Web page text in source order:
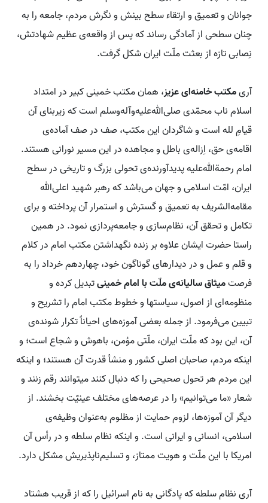
جوانان و تعمیق و ارتقاء سطح بینش و نگرش مردم، جامعه را به
چنان سطحی از آمادگی رساند که پس از واقعه‌ی عظیم شهادتش،
نِصابی تازه از بعثت ملّت ایران شکل گرفت.
آریمکتب خامنه‌ای عزیز، همان مکتب خمینی کبیر در امتداد
اسلام ناب محمّدی صلی‌الله‌علیه‌وآله‌وسلم است که زیربنای آن
قیامِ لله است و شاگردان این مکتب، صف در صف آماده‌ی
اقامه‌ی حق، اِزاله‌ی باطل و مجاهده در این مسیر نورانی هستند.
امام رحمة‌الله‌علیه پدیدآورنده‌ی تحولی بزرگ و تاریخی در سطح
ایران، امّت اسلامی و جهان می‌باشد که رهبر شهید اعلی‌الله
مقامه‌الشریف به تعمیق و گسترش و استمرار آن پرداخته و برای
تکامل و تحقق آن، نظام‌سازی و جامعه‌پردازی نمود. در همین
راستا حضرت ایشان علاوه بر زنده نگهداشتن مکتب امام در کلام
و قلم و عمل و در دیدارهای گوناگون خود، چهاردهم خرداد را به
فرصتمیثاق سالیانه‌ی ملّت با امام خمینیتبدیل کرده و
منظومه‌ای از اصول، سیاستها و خطوط مکتب امام را تشریح و
تبیین می‌فرمود. از جمله بعضی آموزه‌های احیاناً تکرار شونده‌ی
آن، این بود که ملّت ایران، ملّتی مؤمن، باهوش و شجاع است؛ و
اینکه مردم، صاحبان اصلی کشور و منشأ قدرت آن هستند؛ و اینکه
این مردم هر تحول صحیحی را که دنبال کنند میتوانند رقم زنند و
شعار «ما می‌توانیم» را در عرصه‌های مختلف عینیّت بخشند. از
دیگر آن آموزه‌ها، لزوم حمایت از مظلوم به‌عنوان وظیفه‌ی
اسلامی، انسانی و ایرانی است. و اینکه نظام سلطه و در رأس آن
امریکا با این ملّت و هویت ممتاز، و تسلیم‌ناپذیریش مشکل دارد.
آری نظام سلطه که پادگانی به نام اسرائیل را که از قریب هشتاد